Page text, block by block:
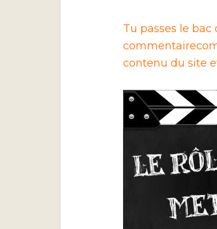
Tu passes le bac
contenu du site